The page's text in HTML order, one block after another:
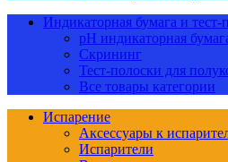
Индикаторная бумага и тест-
pH индикаторная
Скрининг
Тест-полоски для
Все товары категории
Испарение
Аксессуары к
Испарители